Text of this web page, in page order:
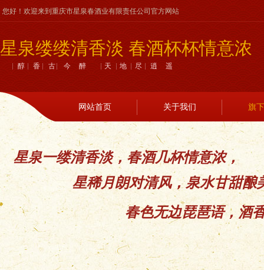
您好！欢迎来到重庆市星泉春酒业有限责任公司官方网站
星泉缕缕清香淡 春酒杯杯情意浓
醇香古今醉 天地尽逍遥
星泉一缕清香淡，春酒几杯情意浓，
星稀月朗对清风，泉水甘甜酿
春色无边琵琶语，酒
网站首页 关于我们 旗